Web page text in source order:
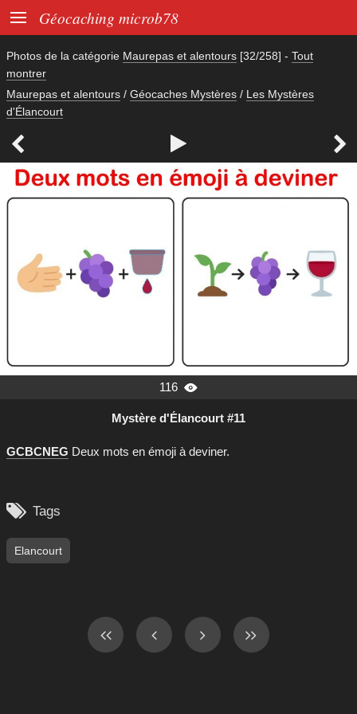
 Géocaching microb78
Photos de la catégorie Maurepas et alentours [32/258] - Tout
montrer
Maurepas et alentours / Géocaches Mystères / Les Mystères
d'Élancourt
  
116 
Mystère d'Élancourt #11
GCBCNEG Deux mots en émoji à deviner.
 Tags
Elancourt